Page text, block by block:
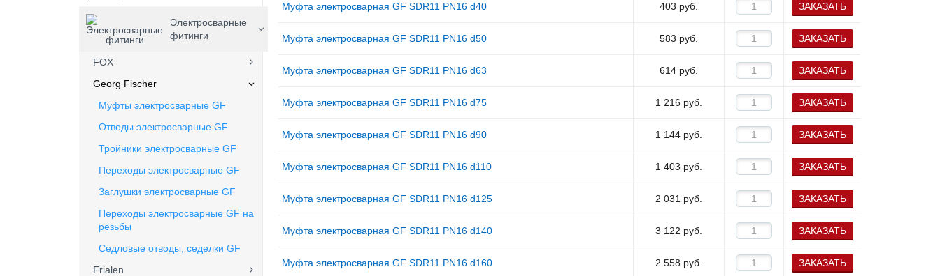
Электросварные
фитинги
FOX
Georg Fischer
Муфты электросварные GF
Отводы электросварные GF
Тройники электросварные GF
Переходы электросварные GF
Заглушки электросварные GF
Переходы электросварные GF на
резьбы
Седловые отводы, седелки GF
Frialen
Муфта электросварная GF SDR11 PN16 d40 403 руб. ЗАКАЗАТЬ
Муфта электросварная GF SDR11 PN16 d50 583 руб. ЗАКАЗАТЬ
Муфта электросварная GF SDR11 PN16 d63 614 руб. ЗАКАЗАТЬ
Муфта электросварная GF SDR11 PN16 d75 1 216 руб. ЗАКАЗАТЬ
Муфта электросварная GF SDR11 PN16 d90 1 144 руб. ЗАКАЗАТЬ
Муфта электросварная GF SDR11 PN16 d110 1 403 руб. ЗАКАЗАТЬ
Муфта электросварная GF SDR11 PN16 d125 2 031 руб. ЗАКАЗАТЬ
Муфта электросварная GF SDR11 PN16 d140 3 122 руб. ЗАКАЗАТЬ
Муфта электросварная GF SDR11 PN16 d160 2 558 руб. ЗАКАЗАТЬ